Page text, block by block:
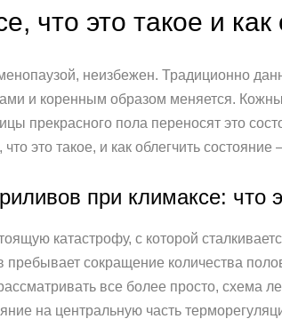
что это такое и как
неизбежен. Традиционно
и коренным образом меняется.
прекрасного пола переносят это
это такое, и как облегчить
при климаксе: что
катастрофу, с которой
пребывает сокращение количества
все более просто, схема
на центральную часть